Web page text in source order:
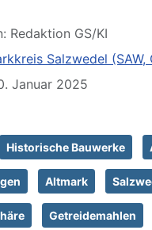
Redaktion GS/KI
Salzwedel (SAW,
Januar 2025
Historische Bauwerke
Altmark
Getreidemahlen